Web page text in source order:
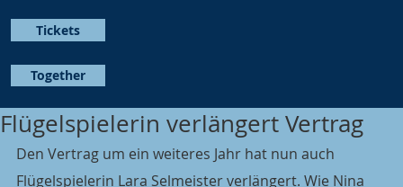
Together
Tickets
Flügelspielerin verlängert Vertrag
Den Vertrag um ein weiteres Jahr hat nun auch
Flügelspielerin Lara Selmeister verlängert. Wie Nina